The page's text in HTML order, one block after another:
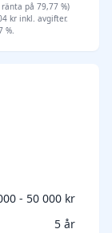
på 79,77 %)
kr inkl. avgifter.
%.
- 50 000 kr
5 år